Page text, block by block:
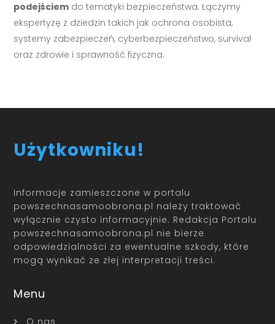
podejściem do tematyki bezpieczeństwa. Łączymy
ekspertyzę z dziedzin takich jak ochrona osobista,
systemy zabezpieczeń, cyberbezpieczeństwo, survival
oraz zdrowie i sprawność fizyczna.
Użytkowniku!
Informacje zamieszczone w portalu
powszechnasamoobrona.pl należy traktować
wyłącznie czysto informacyjnie. Redakcja Portalu
powszechnasamoobrona.pl nie bierze
odpowiedzialności za ewentualne szkody, które
mogą wynikać ze złej interpretacji treści.
Menu
O nas